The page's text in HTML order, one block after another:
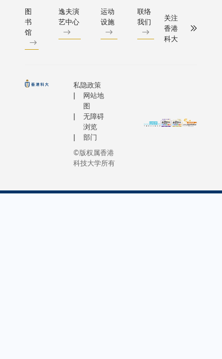
图
书
馆
逸夫演
艺中心
运动
设施
联络
我们
关注
香港
科大
私隐政策
网站地
图
无障碍
浏览
部门
©版权属香港
科技大学所有